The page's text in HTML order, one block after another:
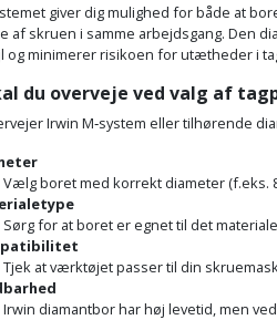
giver dig mulighed for både at
af skruen i samme arbejdsgang. Den
og minimerer risikoen for utætheder i
du overveje ved valg af
Irwin M‑system eller tilhørende
Vælg boret med korrekt diameter (f.eks.
Sørg for at boret er egnet til det
Tjek at værktøjet passer til din
Irwin diamantbor har høj levetid, men